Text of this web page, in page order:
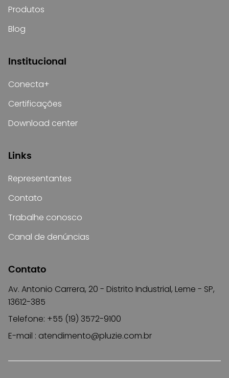
Produtos
Blog
Institucional
Conecta+
Certificações
Download center
Links
Representantes
Contato
Trabalhe conosco
Canal de denúncias
Contato
Av. Antonio Carrera, 20 - Distrito Industrial, Leme - SP,
13612-385
Telefone: +55 (19) 3572-9100
E-mail : atendimento@pluzie.com.br